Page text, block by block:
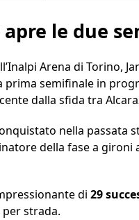
apre le due
Arena di Torino,
prima semifinale in
dalla sfida tra
nella passata
della fase a gironi
di 29
per strada.